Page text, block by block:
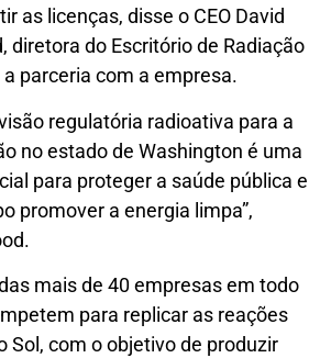
as licenças, disse o CEO David
diretora do Escritório de Radiação
a parceria com a empresa.
regulatória radioativa para a
no estado de Washington é uma
para proteger a saúde pública e
promover a energia limpa”,
mais de 40 empresas em todo
para replicar as reações
Sol, com o objetivo de produzir